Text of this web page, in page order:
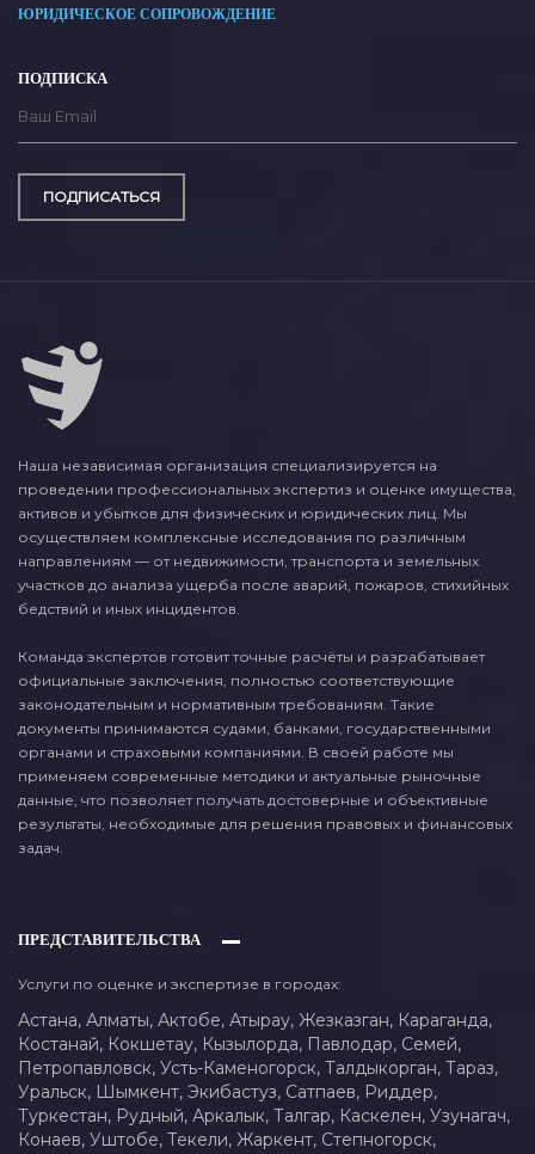
ЮРИДИЧЕСКОЕ СОПРОВОЖДЕНИЕ
ПОДПИСКА
ПОДПИСАТЬСЯ
Наша независимая организация специализируется на
проведении профессиональных экспертиз и оценке имущества,
активов и убытков для физических и юридических лиц. Мы
осуществляем комплексные исследования по различным
направлениям — от недвижимости, транспорта и земельных
участков до анализа ущерба после аварий, пожаров, стихийных
бедствий и иных инцидентов.
Команда экспертов готовит точные расчёты и разрабатывает
официальные заключения, полностью соответствующие
законодательным и нормативным требованиям. Такие
документы принимаются судами, банками, государственными
органами и страховыми компаниями. В своей работе мы
применяем современные методики и актуальные рыночные
данные, что позволяет получать достоверные и объективные
результаты, необходимые для решения правовых и финансовых
задач.
ПРЕДСТАВИТЕЛЬСТВА
Услуги по оценке и экспертизе в городах:
Астана, Алматы, Актобе, Атырау, Жезказган, Караганда,
Костанай, Кокшетау, Кызылорда, Павлодар, Семей,
Петропавловск, Усть-Каменогорск, Талдыкорган, Тараз,
Уральск, Шымкент, Экибастуз, Сатпаев, Риддер,
Туркестан, Рудный, Аркалык, Талгар, Каскелен, Узунагач,
Конаев, Уштобе, Текели, Жаркент, Степногорск,